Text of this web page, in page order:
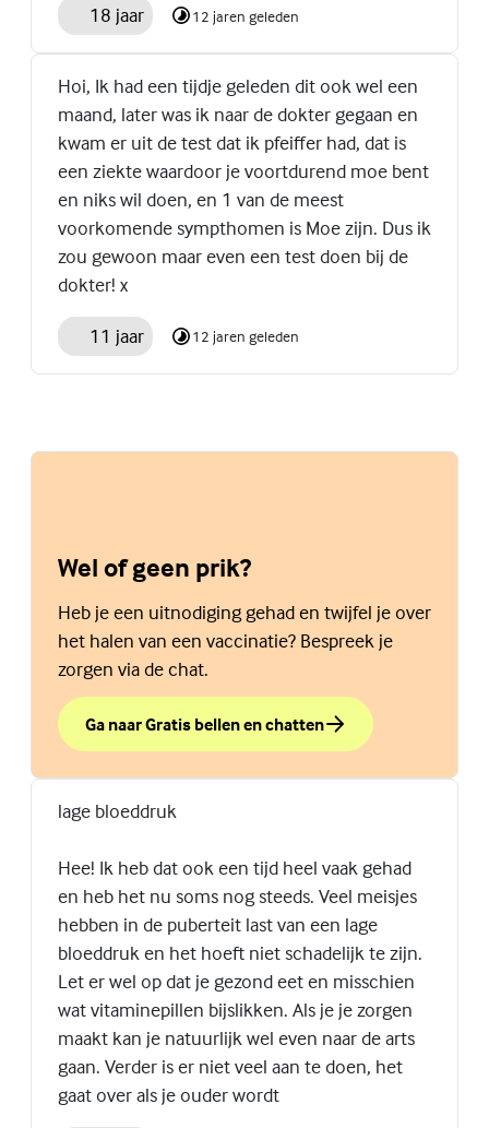
18 jaar 12 jaren geleden
Hoi, Ik had een tijdje geleden dit ook wel een
maand, later was ik naar de dokter gegaan en
kwam er uit de test dat ik pfeiffer had, dat is
een ziekte waardoor je voortdurend moe bent
en niks wil doen, en 1 van de meest
voorkomende sympthomen is Moe zijn. Dus ik
zou gewoon maar even een test doen bij de
dokter! x
11 jaar 12 jaren geleden
Wel of geen prik?
Heb je een uitnodiging gehad en twijfel je over
het halen van een vaccinatie? Bespreek je
zorgen via de chat.
Ga naar Gratis bellen en chatten
over Wel of geen prik?
(Externe link)
lage bloeddruk
Hee! Ik heb dat ook een tijd heel vaak gehad
en heb het nu soms nog steeds. Veel meisjes
hebben in de puberteit last van een lage
bloeddruk en het hoeft niet schadelijk te zijn.
Let er wel op dat je gezond eet en misschien
wat vitaminepillen bijslikken. Als je je zorgen
maakt kan je natuurlijk wel even naar de arts
gaan. Verder is er niet veel aan te doen, het
gaat over als je ouder wordt